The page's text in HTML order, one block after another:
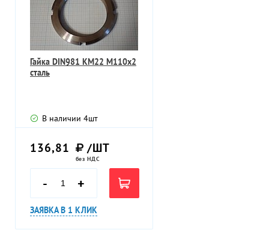
Гайка DIN981 KM22 M110х2
сталь
В наличии 4шт
136,81 /ШТ
без НДС
- +
ЗАЯВКА В 1 КЛИК